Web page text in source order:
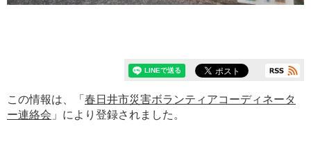
この情報は、「 春日井市災害ボランティアコーディネータ
ー連絡会 」により登録されました。